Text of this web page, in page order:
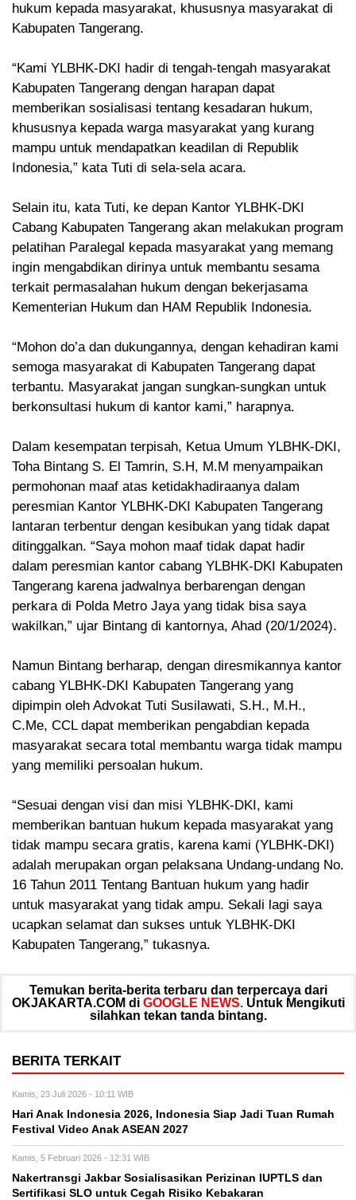
hukum kepada masyarakat, khususnya masyarakat di
Kabupaten Tangerang.
“Kami YLBHK-DKI hadir di tengah-tengah masyarakat
Kabupaten Tangerang dengan harapan dapat
memberikan sosialisasi tentang kesadaran hukum,
khususnya kepada warga masyarakat yang kurang
mampu untuk mendapatkan keadilan di Republik
Indonesia,” kata Tuti di sela-sela acara.
Selain itu, kata Tuti, ke depan Kantor YLBHK-DKI
Cabang Kabupaten Tangerang akan melakukan program
pelatihan Paralegal kepada masyarakat yang memang
ingin mengabdikan dirinya untuk membantu sesama
terkait permasalahan hukum dengan bekerjasama
Kementerian Hukum dan HAM Republik Indonesia.
“Mohon do’a dan dukungannya, dengan kehadiran kami
semoga masyarakat di Kabupaten Tangerang dapat
terbantu. Masyarakat jangan sungkan-sungkan untuk
berkonsultasi hukum di kantor kami,” harapnya.
Dalam kesempatan terpisah, Ketua Umum YLBHK-DKI,
Toha Bintang S. El Tamrin, S.H, M.M menyampaikan
permohonan maaf atas ketidakhadiraanya dalam
peresmian Kantor YLBHK-DKI Kabupaten Tangerang
lantaran terbentur dengan kesibukan yang tidak dapat
ditinggalkan. “Saya mohon maaf tidak dapat hadir
dalam peresmian kantor cabang YLBHK-DKI Kabupaten
Tangerang karena jadwalnya berbarengan dengan
perkara di Polda Metro Jaya yang tidak bisa saya
wakilkan,” ujar Bintang di kantornya, Ahad (20/1/2024).
Namun Bintang berharap, dengan diresmikannya kantor
cabang YLBHK-DKI Kabupaten Tangerang yang
dipimpin oleh Advokat Tuti Susilawati, S.H., M.H.,
C.Me, CCL dapat memberikan pengabdian kepada
masyarakat secara total membantu warga tidak mampu
yang memiliki persoalan hukum.
“Sesuai dengan visi dan misi YLBHK-DKI, kami
memberikan bantuan hukum kepada masyarakat yang
tidak mampu secara gratis, karena kami (YLBHK-DKI)
adalah merupakan organ pelaksana Undang-undang No.
16 Tahun 2011 Tentang Bantuan hukum yang hadir
untuk masyarakat yang tidak ampu. Sekali lagi saya
ucapkan selamat dan sukses untuk YLBHK-DKI
Kabupaten Tangerang,” tukasnya.
Temukan berita-berita terbaru dan terpercaya dari
OKJAKARTA.COM di GOOGLE NEWS. Untuk Mengikuti
silahkan tekan tanda bintang.
BERITA TERKAIT
Kamis, 23 Juli 2026 - 10:11 WIB
Hari Anak Indonesia 2026, Indonesia Siap Jadi Tuan Rumah
Festival Video Anak ASEAN 2027
Kamis, 5 Februari 2026 - 12:31 WIB
Nakertransgi Jakbar Sosialisasikan Perizinan IUPTLS dan
Sertifikasi SLO untuk Cegah Risiko Kebakaran